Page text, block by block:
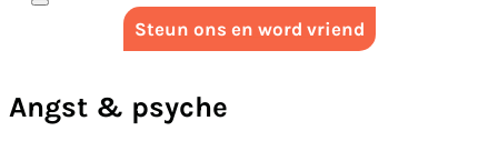
Steun ons en word vriend
Angst & psyche